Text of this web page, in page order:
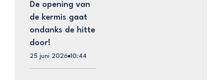
De opening van
de kermis gaat
ondanks de hitte
door!
25 juni 2026 10:44